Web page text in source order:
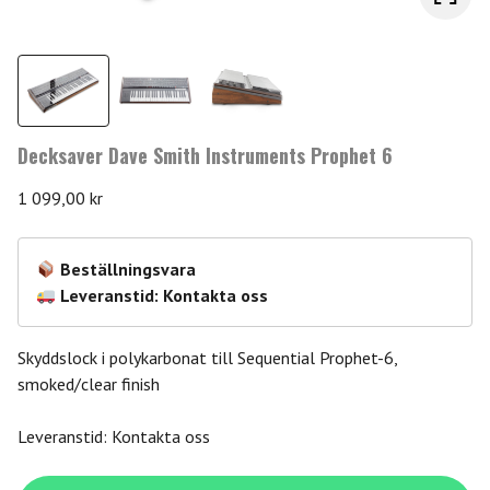
Decksaver Dave Smith Instruments Prophet 6
1 099,00 kr
Beställningsvara
Leveranstid: Kontakta oss
Skyddslock i polykarbonat till Sequential Prophet-6,
smoked/clear finish
Leveranstid: Kontakta oss